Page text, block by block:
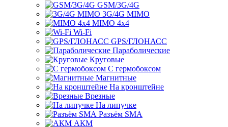
GSM/3G/4G
3G/4G MIMO
MIMO 4x4
Wi-Fi
GPS/ГЛОНАСС
Параболические
Круговые
С гермобоксом
Магнитные
На кронштейне
Врезные
На липучке
Разъём SMA
АКМ